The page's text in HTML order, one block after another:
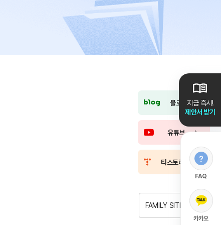
지금 즉시!
제안서 받기
FAQ
카카오
블로그
유튜브
티스토리
FAMILY SITE